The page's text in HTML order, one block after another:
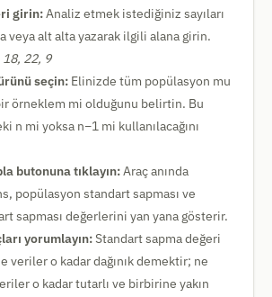
girin:Analiz etmek istediğiniz sayıları
veya alt alta yazarak ilgili alana girin.
22, 9
seçin: Elinizde tüm popülasyon mu
örneklem mi olduğunu belirtin. Bu
n mi yoksa n−1 mi kullanılacağını
butonuna tıklayın:Araç anında
popülasyon standart sapması ve
sapması değerlerini yan yana gösterir.
yorumlayın:Standart sapma değeri
veriler o kadar dağınık demektir; ne
o kadar tutarlı ve birbirine yakın